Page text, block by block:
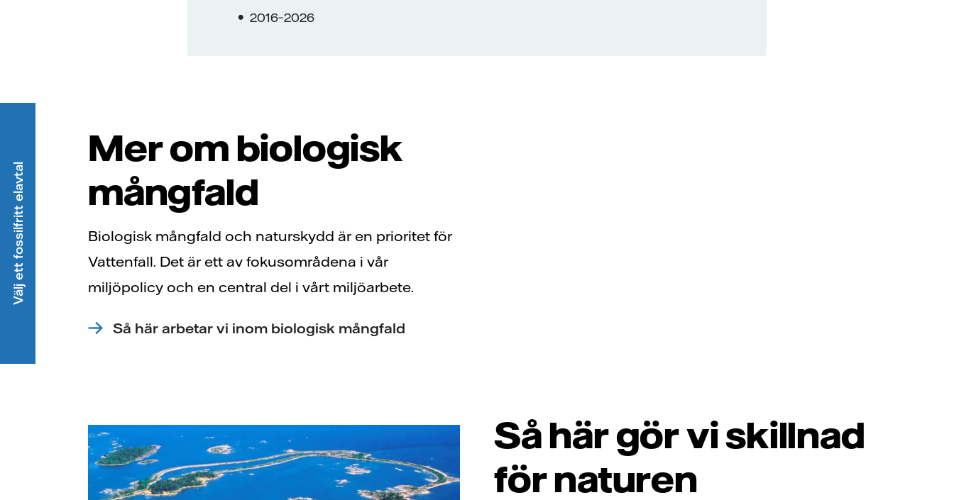
2016–2026
Mer om biologisk
mångfald
Biologisk mångfald och naturskydd är en prioritet för
Vattenfall. Det är ett av fokusområdena i vår
miljöpolicy och en central del i vårt miljöarbete.
Så här arbetar vi inom biologisk mångfald
Så här gör vi skillnad
för naturen
Välj ett fossilfritt elavtal